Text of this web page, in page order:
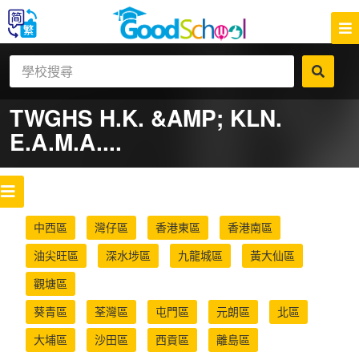
TWGHS H.K. &AMP; KLN.
E.A.M.A....
中西區 灣仔區 香港東區
香港南區
油尖旺區
深水埗區 九龍城區
黃大仙區
觀塘區
葵青區
荃灣區 屯門區 元朗區
北區
大埔區
沙田區 西貢區
離島區